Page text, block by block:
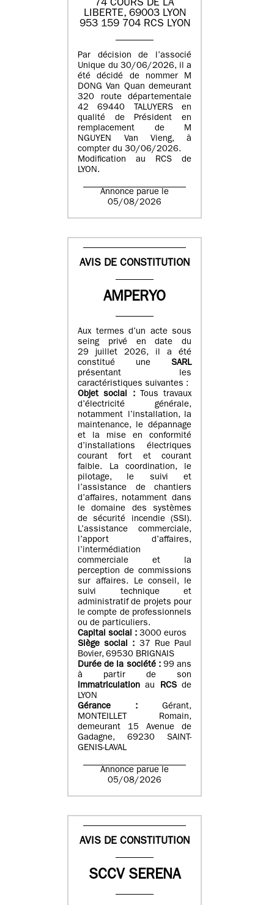
74 COURS DE LA
LIBERTE, 69003 LYON
953 159 704 RCS LYON
Par décision de l’associé
Unique du 30/06/2026, il a
été décidé de nommer M
DONG Van Quan demeurant
320 route départementale
42 69440 TALUYERS en
qualité de Président en
remplacement de M
NGUYEN Van Vieng, à
compter du 30/06/2026.
Modification au RCS de
LYON.
Annonce parue le
05/08/2026
AVIS DE CONSTITUTION
AMPERYO
Aux termes d’un acte sous
seing privé en date du
29 juillet 2026, il a été
constitué une SARL
présentant les
caractéristiques suivantes :
Objet social :
Tous travaux
d’électricité générale,
notamment l’installation, la
maintenance, le dépannage
et la mise en conformité
d’installations électriques
courant fort et courant
faible. La coordination, le
pilotage, le suivi et
l’assistance de chantiers
d’affaires, notamment dans
le domaine des systèmes
de sécurité incendie (SSI).
L’assistance commerciale,
l’apport d’affaires,
l’intermédiation
commerciale et la
perception de commissions
sur affaires. Le conseil, le
suivi technique et
administratif de projets pour
le compte de professionnels
ou de particuliers.
Capital social : 3000 euros
Siège social : 37 Rue Paul
Bovier, 69530 BRIGNAIS
Durée de la société : 99 ans
à partir de son
immatriculation au RCSde
LYON
Gérance :
Gérant,
MONTEILLET Romain,
demeurant 15 Avenue de
Gadagne, 69230 SAINT-
GENIS-LAVAL
Annonce parue le
05/08/2026
AVIS DE CONSTITUTION
SCCV SERENA